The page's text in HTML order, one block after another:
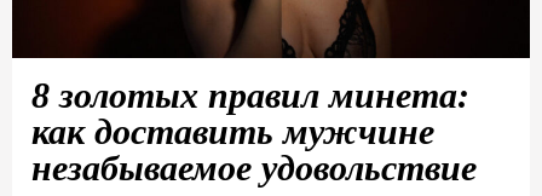
8 золотых правил минета:
как доставить мужчине
незабываемое удовольствие